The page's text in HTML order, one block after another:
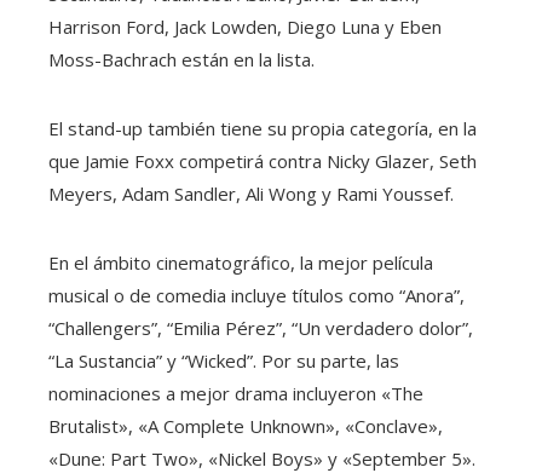
Harrison Ford, Jack Lowden, Diego Luna y Eben
Moss-Bachrach están en la lista.
El stand-up también tiene su propia categoría, en la
que Jamie Foxx competirá contra Nicky Glazer, Seth
Meyers, Adam Sandler, Ali Wong y Rami Youssef.
En el ámbito cinematográfico, la mejor película
musical o de comedia incluye títulos como “Anora”,
“Challengers”, “Emilia Pérez”, “Un verdadero dolor”,
“La Sustancia” y “Wicked”. Por su parte, las
nominaciones a mejor drama incluyeron «The
Brutalist», «A Complete Unknown», «Conclave»,
«Dune: Part Two», «Nickel Boys» y «September 5».